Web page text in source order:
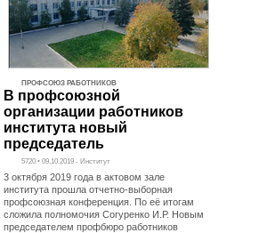
ПРОФСОЮЗ РАБОТНИКОВ
В профсоюзной
организации работников
института новый
председатель
5720 • 09.10.2019 - Институт
3 октября 2019 года в актовом зале
института прошла отчетно-выборная
профсоюзная конференция. По её итогам
сложила полномочия Согуренко И.Р. Новым
председателем профбюро работников